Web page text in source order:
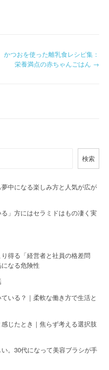
かつおを使った離乳食レシピ集：
栄養満点の赤ちゃんごはん →
検索
中になる楽しみ方と人気が広が
」方にはセラミドはもの凄く実
得る「経営者と社員の格差問
なる危険性
いる？｜柔軟な働き方で生活と
じたとき｜焦らず考える選択肢
。30代になって美容ブラシが手